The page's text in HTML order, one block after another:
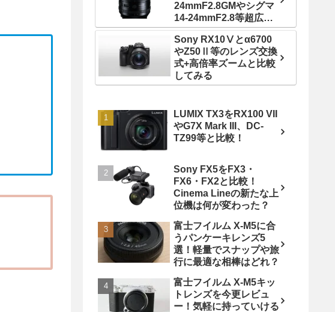
24mmF2.8GMやシグマ
14-24mmF2.8等超広角
ズームレンズと比較！
Sony RX10Ⅴとα6700
やZ50Ⅱ等のレンズ交換
式+高倍率ズームと比較
してみる
LUMIX TX3をRX100 VII
やG7X Mark III、DC-
TZ99等と比較！
Sony FX5をFX3・
FX6・FX2と比較！
Cinema Lineの新たな上
位機は何が変わった？
富士フイルム X-M5に合
うパンケーキレンズ5
選！軽量でスナップや旅
行に最適な相棒はどれ？
富士フイルム X-M5キッ
トレンズを今更レビュ
ー！気軽に持っていける